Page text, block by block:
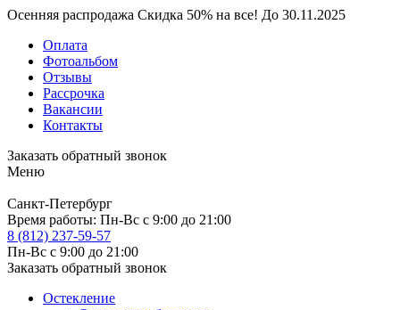
Осенняя распродажа Скидка 50% на все! До 30.11.2025
Оплата
Фотоальбом
Отзывы
Рассрочка
Вакансии
Контакты
Заказать обратный звонок
Меню
Санкт-Петербург
Время работы: Пн-Вс с 9:00 до 21:00
8 (812) 237-59-57
Пн-Вс с 9:00 до 21:00
Заказать обратный звонок
Остекление